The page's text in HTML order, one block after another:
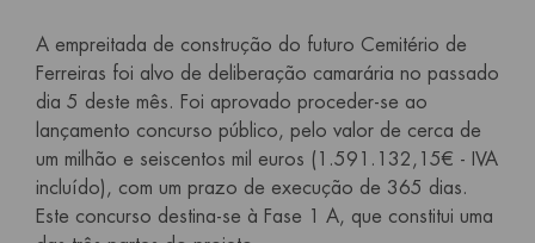
A empreitada de construção do futuro Cemitério de
Ferreiras foi alvo de deliberação camarária no passado
dia 5 deste mês. Foi aprovado proceder-se ao
lançamento concurso público, pelo valor de cerca de
um milhão e seiscentos mil euros (1.591.132,15€ - IVA
incluído), com um prazo de execução de 365 dias.
Este concurso destina-se à Fase 1 A, que constitui uma